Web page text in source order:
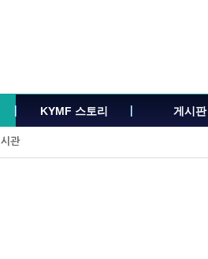
관
KYMF 스토리 게시판